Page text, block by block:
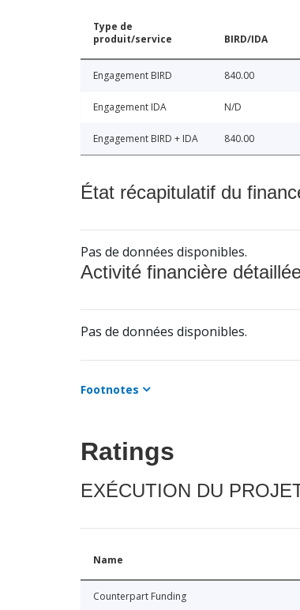
Type de
produit/service
BIRD/IDA
Engagement BIRD 840.00
Engagement IDA N/D
Engagement BIRD + IDA 840.00
État récapitulatif du
Pas de données disponibles.
Activité financière
Pas de données disponibles.
Footnotes
Ratings
EXÉCUTION DU
Name
Counterpart Funding